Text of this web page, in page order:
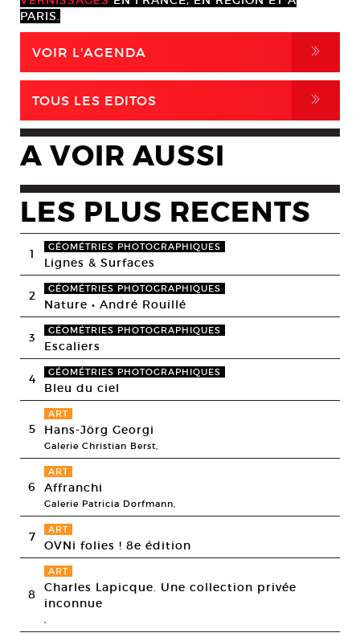
PARIS.
VOIR L'AGENDA ,
TOUS LES EDITOS ,
A VOIR AUSSI
LES PLUS RECENTS
1 GÉOMÉTRIES PHOTOGRAPHIQUES
Lignes & Surfaces
2 GÉOMÉTRIES PHOTOGRAPHIQUES
Nature • André Rouillé
3 GÉOMÉTRIES PHOTOGRAPHIQUES
Escaliers
4 GÉOMÉTRIES PHOTOGRAPHIQUES
Bleu du ciel
5
ART
Hans-Jörg Georgi
Galerie Christian Berst,
6
ART
Affranchi
Galerie Patricia Dorfmann,
7 ART
OVNi folies ! 8e édition
8
ART
Charles Lapicque. Une collection privée
inconnue
,